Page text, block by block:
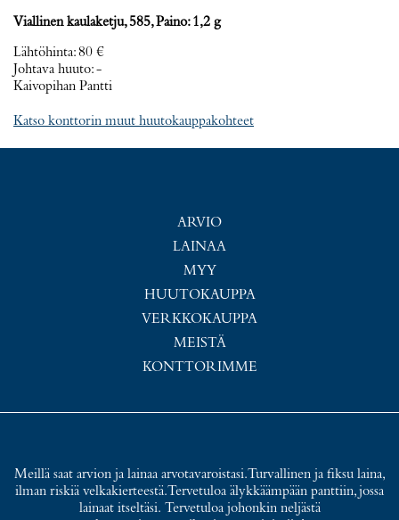
Viallinen kaulaketju, 585, Paino: 1,2 g
Lähtöhinta:80 €
Johtava huuto:-
Kaivopihan Pantti
Katso konttorin muut huutokauppakohteet
ARVIO
LAINAA
MYY
HUUTOKAUPPA
VERKKOKAUPPA
MEISTÄ
KONTTORIMME
Meillä saat arvion ja lainaa arvotavaroistasi. Turvallinen ja fiksu laina,
ilman riskiä velkakierteestä. Tervetuloa älykkäämpään panttiin, jossa
lainaat itseltäsi. Tervetuloa johonkin neljästä